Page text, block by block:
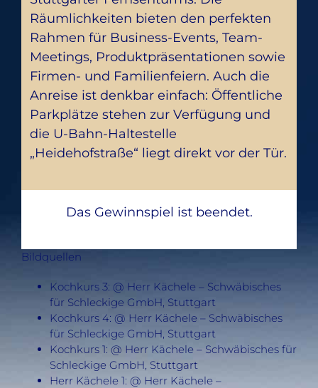
Räumlichkeiten bieten den perfekten
Rahmen für Business-Events, Team-
Meetings, Produktpräsentationen sowie
Firmen- und Familienfeiern. Auch die
Anreise ist denkbar einfach: Öffentliche
Parkplätze stehen zur Verfügung und
die U-Bahn-Haltestelle
„Heidehofstraße“ liegt direkt vor der Tür.
Das Gewinnspiel ist beendet.
Bildquellen
Kochkurs 3: @ Herr Kächele – Schwäbisches
für Schleckige GmbH, Stuttgart
Kochkurs 4: @ Herr Kächele – Schwäbisches
für Schleckige GmbH, Stuttgart
Kochkurs 1: @ Herr Kächele – Schwäbisches für
Schleckige GmbH, Stuttgart
Herr Kächele 1: @ Herr Kächele –